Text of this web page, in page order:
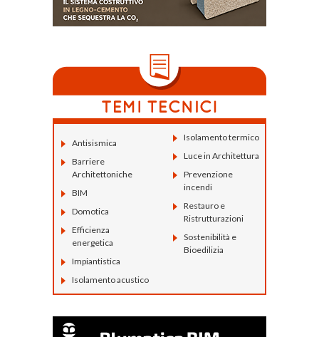
Antisismica
Barriere
Architettoniche
BIM
Domotica
Efficienza
energetica
Impiantistica
Isolamento acustico
Isolamento termico
Luce in Architettura
Prevenzione
incendi
Restauro e
Ristrutturazioni
Sostenibilità e
Bioedilizia